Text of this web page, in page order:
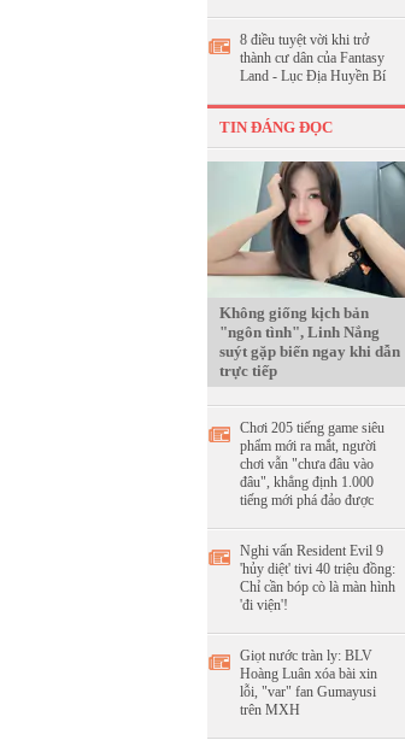
8 điều tuyệt vời khi trở
thành cư dân của Fantasy
Land - Lục Địa Huyền Bí
TIN ĐÁNG ĐỌC
Không giống kịch bản
"ngôn tình", Linh Nắng
suýt gặp biến ngay khi dẫn
trực tiếp
Chơi 205 tiếng game siêu
phẩm mới ra mắt, người
chơi vẫn "chưa đâu vào
đâu", khẳng định 1.000
tiếng mới phá đảo được
Nghi vấn Resident Evil 9
'hủy diệt' tivi 40 triệu đồng:
Chỉ cần bóp cò là màn hình
'đi viện'!
Giọt nước tràn ly: BLV
Hoàng Luân xóa bài xin
lỗi, "var" fan Gumayusi
trên MXH